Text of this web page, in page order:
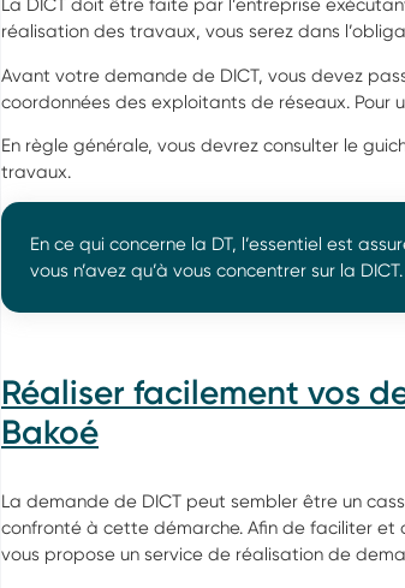
La DICT doit être faite par l’entreprise
réalisation des travaux, vous serez dans
Avant votre demande de DICT, vous devez
coordonnées des exploitants de réseaux. Pour
En règle générale, vous devrez consulter le
travaux.
En ce qui concerne la DT, l’essentiel est
vous n’avez qu’à vous concentrer sur la DICT.
Réaliser facilement vos
Bakoé
La demande de DICT peut sembler être un
confronté à cette démarche. Afin de faciliter
vous propose un service de réalisation de